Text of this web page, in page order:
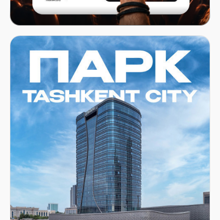
Mastercard x ITICKET.UZ